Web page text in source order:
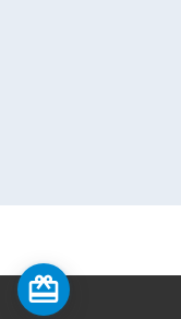
card_giftcard